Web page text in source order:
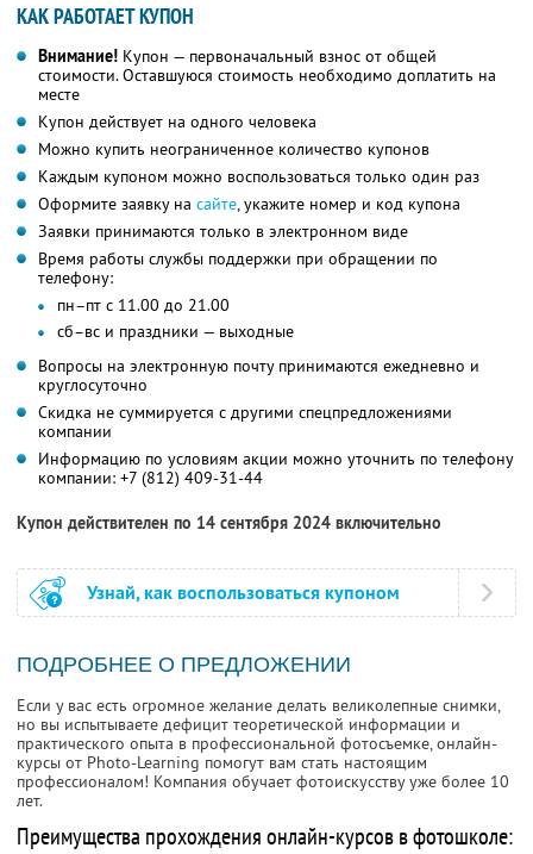
КАК РАБОТАЕТ КУПОН
Внимание! Купон — первоначальный взнос от общей
стоимости. Оставшуюся стоимость необходимо доплатить на
месте
Купон действует на одного человека
Можно купить неограниченное количество купонов
Каждым купоном можно воспользоваться только один раз
Оформите заявку на сайте, укажите номер и код купона
Заявки принимаются только в электронном виде
Время работы службы поддержки при обращении по
телефону:
пн–пт с 11.00 до 21.00
сб–вс и праздники — выходные
Вопросы на электронную почту принимаются ежедневно и
круглосуточно
Скидка не суммируется с другими спецпредложениями
компании
Информацию по условиям акции можно уточнить по телефону
компании: +7 (812) 409-31-44
Купон действителен по 14 сентября 2024 включительно
Узнай, как воспользоваться купоном
ПОДРОБНЕЕ О ПРЕДЛОЖЕНИИ
Если у вас есть огромное желание делать великолепные снимки,
но вы испытываете дефицит теоретической информации и
практического опыта в профессиональной фотосъемке, онлайн-
курсы от Photo-Learning помогут вам стать настоящим
профессионалом! Компания обучает фотоискусству уже более 10
лет.
Преимущества прохождения онлайн-курсов в фотошколе: